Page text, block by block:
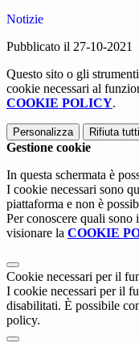
Notizie
Pubblicato il 27-10-2021
Questo sito o gli
cookie necessari al
COOKIE POLICY.
Personalizza Rifiuta tutti
Gestione cookie
In questa schermata è
I cookie necessari sono
piattaforma e non è
Per conoscere quali sono
visionare la COOKIE
Cookie necessari per il
I cookie necessari per il
disabilitati. È possibile
policy.